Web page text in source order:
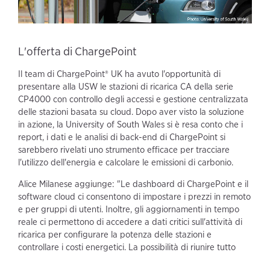
L'offerta di ChargePoint
Il team di ChargePoint® UK ha avuto l'opportunità di
presentare alla USW le stazioni di ricarica CA della serie
CP4000 con controllo degli accessi e gestione centralizzata
delle stazioni basata su cloud. Dopo aver visto la soluzione
in azione, la University of South Wales si è resa conto che i
report, i dati e le analisi di back-end di ChargePoint si
sarebbero rivelati uno strumento efficace per tracciare
l'utilizzo dell'energia e calcolare le emissioni di carbonio.
Alice Milanese aggiunge: "Le dashboard di ChargePoint e il
software cloud ci consentono di impostare i prezzi in remoto
e per gruppi di utenti. Inoltre, gli aggiornamenti in tempo
reale ci permettono di accedere a dati critici sull'attività di
ricarica per configurare la potenza delle stazioni e
controllare i costi energetici. La possibilità di riunire tutto